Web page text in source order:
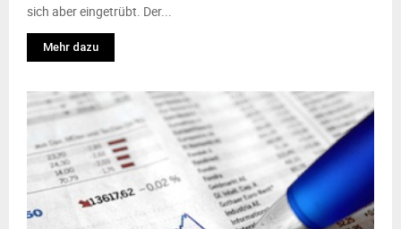
sich aber eingetrübt. Der...
Mehr dazu